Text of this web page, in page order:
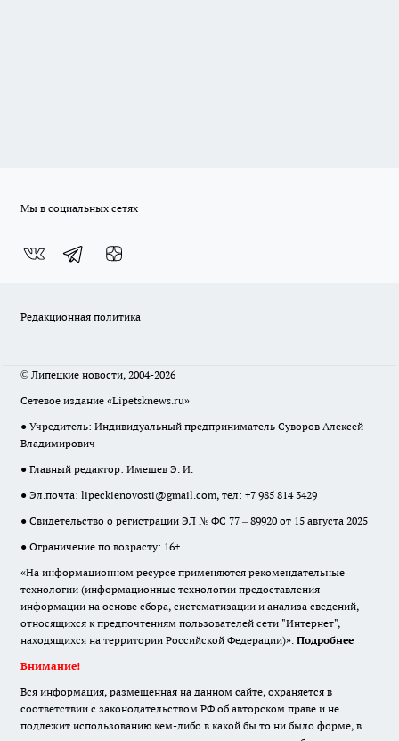
Мы в социальных сетях
Редакционная политика
© Липецкие новости, 2004-2026
Сетевое издание «Lipetsknews.ru»
● Учредитель: Индивидуальный предприниматель Суворов Алексей
Владимирович
● Главный редактор: Имешев Э. И.
● Эл.почта: lipeckienovosti@gmail.com, тел: +7 985 814 3429
● Свидетельство о регистрации ЭЛ № ФС 77 – 89920 от 15 августа 2025
● Ограничение по возрасту: 16+
«На информационном ресурсе применяются рекомендательные
технологии (информационные технологии предоставления
информации на основе сбора, систематизации и анализа сведений,
относящихся к предпочтениям пользователей сети "Интернет",
находящихся на территории Российской Федерации)». Подробнее
Внимание!
Вся информация, размещенная на данном сайте, охраняется в
соответствии с законодательством РФ об авторском праве и не
подлежит использованию кем-либо в какой бы то ни было форме, в